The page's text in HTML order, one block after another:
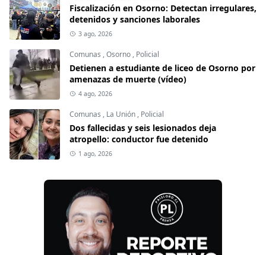
Fiscalización en Osorno: Detectan irregulares,
detenidos y sanciones laborales
3 ago, 2026
Comunas ,Osorno , Policial
Detienen a estudiante de liceo de Osorno por
amenazas de muerte (vídeo)
4 ago, 2026
Comunas , La Unión , Policial
Dos fallecidas y seis lesionados deja
atropello: conductor fue detenido
1 ago, 2026